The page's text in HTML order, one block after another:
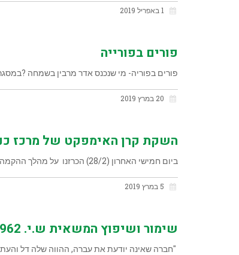
פורים בפורייה
פורים בפוריה- מי שנכנס אדר מרבין בשמחה
השקת קרן האימפקט של מרכז
ביום חמישי האחרון (28/2) הכרזנו על מהלך ההקמה של קרן הון סיכון בהשקעתם של משקי האזור, קיבוצי עמק הירדן ומשקיעים
שימור ושיפוץ המשאית ש.י. 1962 ע"י צמח תובלה
"חברה שאינה יודעת את עברה, ההווה שלה דל